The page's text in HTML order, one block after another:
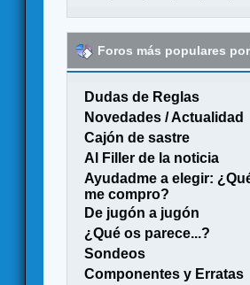
Foros más populares
Dudas de Reglas
Novedades / Actualidad
Cajón de sastre
Al Filler de la noticia
Ayudadme a elegir:
me compro?
De jugón a jugón
¿Qué os parece...?
Sondeos
Componentes y Erratas